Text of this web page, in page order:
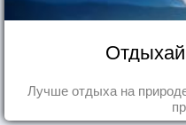
Лучше отдыха на